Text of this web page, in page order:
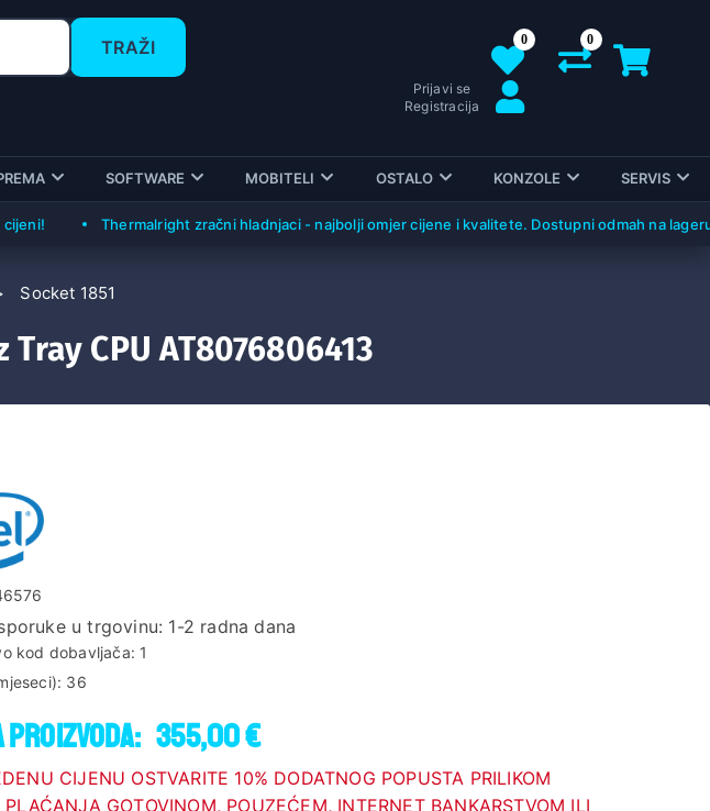
TRAŽI 0
0
Prijavi se
Registracija
SOFTWARE MOBITELI OSTALO KONZOLE SERVIS
Thermalright zračni hladnjaci - najbolji omjer cijene i kvalitete. Dostupni odmah na lageru!
Socket 1851
Tray CPU AT8076806413
u trgovinu: 1-2 radna dana
kod dobavljača: 1
36
proizvoda: 355,00 €
CIJENU OSTVARITE 10% DODATNOG POPUSTA PRILIKOM
PLAĆANJA GOTOVINOM, POUZEĆEM, INTERNET BANKARSTVOM ILI